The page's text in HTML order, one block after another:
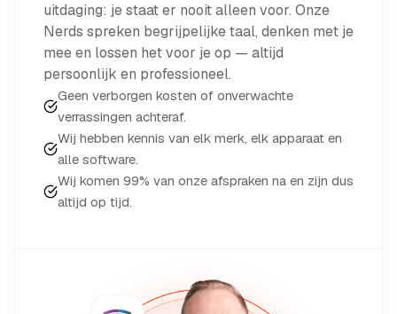
uitdaging: je staat er nooit alleen voor. Onze
Nerds spreken begrijpelijke taal, denken met je
mee en lossen het voor je op — altijd
persoonlijk en professioneel.
Geen verborgen kosten of onverwachte
verrassingen achteraf.
Wij hebben kennis van elk merk, elk apparaat en
alle software.
Wij komen 99% van onze afspraken na en zijn dus
altijd op tijd.